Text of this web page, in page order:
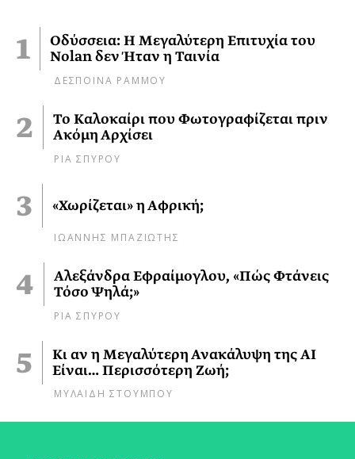
Οδύσσεια: Η Μεγαλύτερη Επιτυχία του
Nolan δεν Ήταν η Ταινία
ΔΕΣΠΟΙΝΑ ΡΑΜΜΟΥ
Το Καλοκαίρι που Φωτογραφίζεται πριν
Ακόμη Αρχίσει
ΡΙΑ ΣΠΥΡΟΥ
«Χωρίζεται» η Αφρική;
ΙΩΑΝΝΗΣ ΜΠΑΖΙΩΤΗΣ
Αλεξάνδρα Εφραίμογλου, «Πώς Φτάνεις
Τόσο Ψηλά;»
ΡΙΑ ΣΠΥΡΟΥ
Κι αν η Μεγαλύτερη Ανακάλυψη της AI
Είναι… Περισσότερη Ζωή;
ΜΥΛΑΙΔΗ ΣΤΟΥΜΠΟΥ